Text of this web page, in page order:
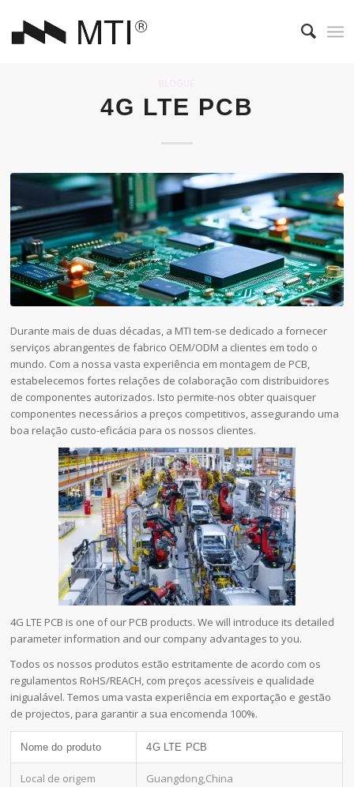
4G LTE PCB
Durante mais de duas décadas, a MTI tem-se dedicado a fornecer
serviços abrangentes de fabrico OEM/ODM a clientes em todo o
mundo. Com a nossa vasta experiência em montagem de PCB,
estabelecemos fortes relações de colaboração com distribuidores
de componentes autorizados. Isto permite-nos obter quaisquer
componentes necessários a preços competitivos, assegurando uma
boa relação custo-eficácia para os nossos clientes.
4G LTE PCB is one of our PCB products. We will introduce its detailed
parameter information and our company advantages to you.
Todos os nossos produtos estão estritamente de acordo com os
regulamentos RoHS/REACH, com preços acessíveis e qualidade
inigualável. Temos uma vasta experiência em exportação e gestão
de projectos, para garantir a sua encomenda 100%.
Nome do produto 4G LTE PCB
Local de origem Guangdong,China